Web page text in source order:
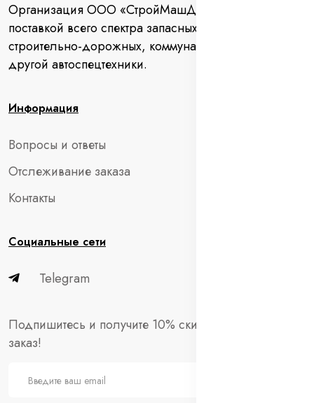
Организация ООО «СтройМашДеталь» занимается
поставкой всего спектра запасных частей для
строительно-дорожных, коммунальных машин и
другой автоспецтехники.
Информация
Вопросы и ответы
Отслеживание заказа
Контакты
Социальные сети
Telegram
Подпишитесь и получите 10% скидки на первый
заказ!